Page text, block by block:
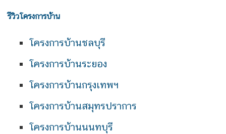
รีวิวโครงการบ้าน
โครงการบ้านชลบุรี
โครงการบ้านระยอง
โครงการบ้านกรุงเทพฯ
โครงการบ้านสมุทรปราการ
โครงการบ้านนนทบุรี